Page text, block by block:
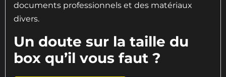
documents professionnels et des matériaux
divers.
Un doute sur la taille du
box qu’il vous faut ?